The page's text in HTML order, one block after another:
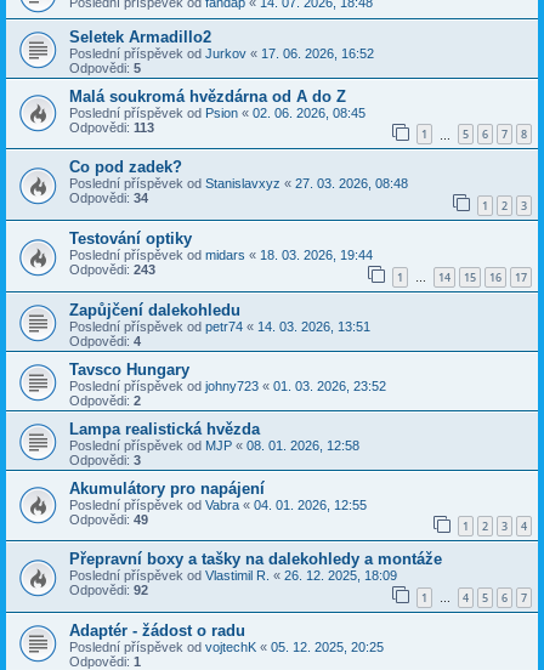
Seletek Armadillo2
Poslední příspěvek od Jurkov « 17. 06. 2026, 16:52
Odpovědi: 5
Malá soukromá hvězdárna od A do Z
Poslední příspěvek od Psion « 02. 06. 2026, 08:45
Odpovědi: 113 1 5 6 7 8
Co pod zadek?
Poslední příspěvek od Stanislavxyz « 27. 03. 2026, 08:48
Odpovědi: 34 1 2 3
Testování optiky
Poslední příspěvek od midars « 18. 03. 2026, 19:44
Odpovědi: 243 1 … 14 15 16 17
Zapůjčení dalekohledu
Poslední příspěvek od petr74 « 14. 03. 2026, 13:51
Odpovědi: 4
Tavsco Hungary
Poslední příspěvek od johny723 « 01. 03. 2026, 23:52
Odpovědi: 2
Lampa realistická hvězda
Poslední příspěvek od MJP « 08. 01. 2026, 12:58
Odpovědi: 3
Akumulátory pro napájení
Poslední příspěvek od Vabra « 04. 01. 2026, 12:55
Odpovědi: 49 1 2 3 4
Přepravní boxy a tašky na dalekohledy a montáže
Poslední příspěvek od Vlastimil R. « 26. 12. 2025, 18:09
Odpovědi: 92 1 … 4 5 6 7
Adaptér - žádost o radu
Poslední příspěvek od vojtechK « 05. 12. 2025, 20:25
Odpovědi: 1